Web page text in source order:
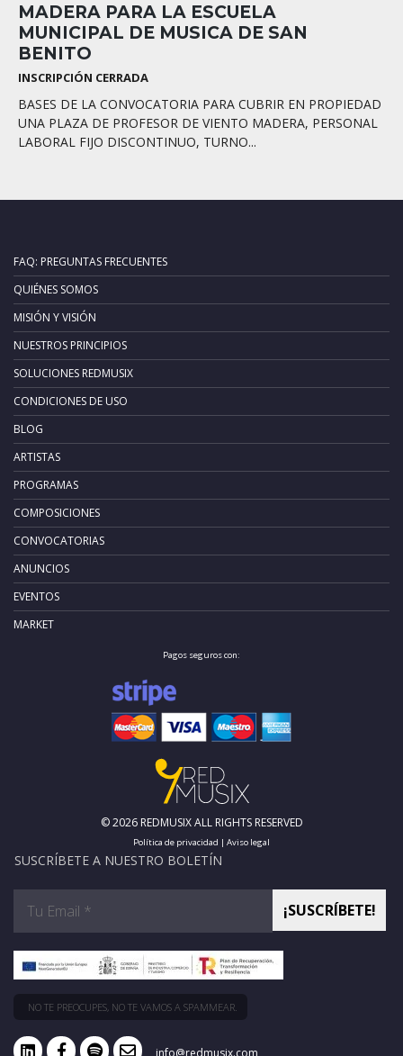
MADERA PARA LA ESCUELA
MUNICIPAL DE MUSICA DE SAN
BENITO
INSCRIPCIÓN CERRADA
BASES DE LA CONVOCATORIA PARA CUBRIR EN PROPIEDAD
UNA PLAZA DE PROFESOR DE VIENTO MADERA, PERSONAL
LABORAL FIJO DISCONTINUO, TURNO...
FAQ: PREGUNTAS FRECUENTES
QUIÉNES SOMOS
MISIÓN Y VISIÓN
NUESTROS PRINCIPIOS
SOLUCIONES REDMUSIX
CONDICIONES DE USO
BLOG
ARTISTAS
PROGRAMAS
COMPOSICIONES
CONVOCATORIAS
ANUNCIOS
EVENTOS
MARKET
Pagos seguros con:
© 2026 REDMUSIX ALL RIGHTS RESERVED
Política de privacidad | Aviso legal
SUSCRÍBETE A NUESTRO BOLETÍN
NO TE PREOCUPES, NO TE VAMOS A SPAMMEAR.
info@redmusix.com